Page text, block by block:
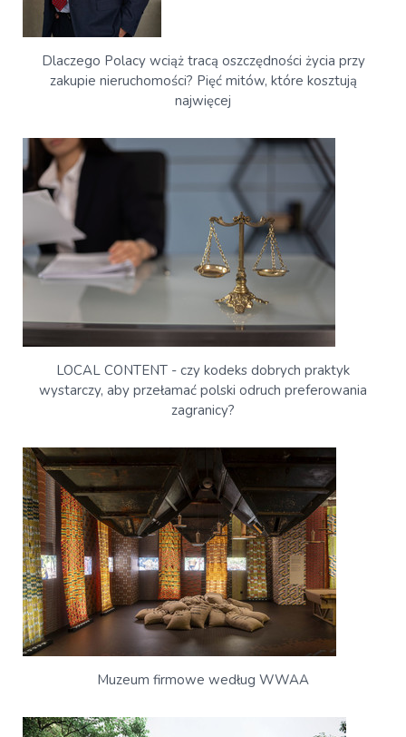
Dlaczego Polacy wciąż tracą oszczędności życia przy
zakupie nieruchomości? Pięć mitów, które kosztują
najwięcej
LOCAL CONTENT - czy kodeks dobrych praktyk
wystarczy, aby przełamać polski odruch preferowania
zagranicy?
Muzeum firmowe według WWAA